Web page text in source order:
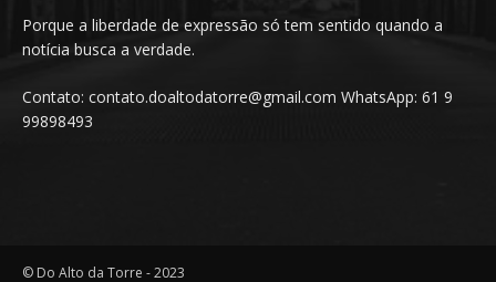
Porque a liberdade de expressão só tem sentido quando a
notícia busca a verdade.
Contato: contato.doaltodatorre@gmail.com WhatsApp: 61 9
99898493
© Do Alto da Torre - 2023